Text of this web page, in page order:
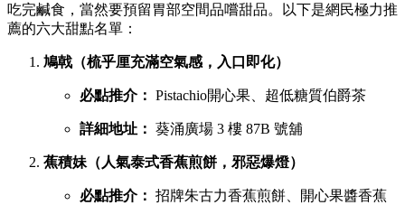
吃完鹹食，當然要預留胃部空間品嚐甜品。以下是網民極力推
薦的六大甜點名單：
鳩戟（梳乎厘充滿空氣感，入口即化）
必點推介： Pistachio開心果、超低糖質伯爵茶
詳細地址： 葵涌廣場 3 樓 87B 號舖
蕉積妹（人氣泰式香蕉煎餅，邪惡爆燈）
必點推介： 招牌朱古力香蕉煎餅、開心果醬香蕉